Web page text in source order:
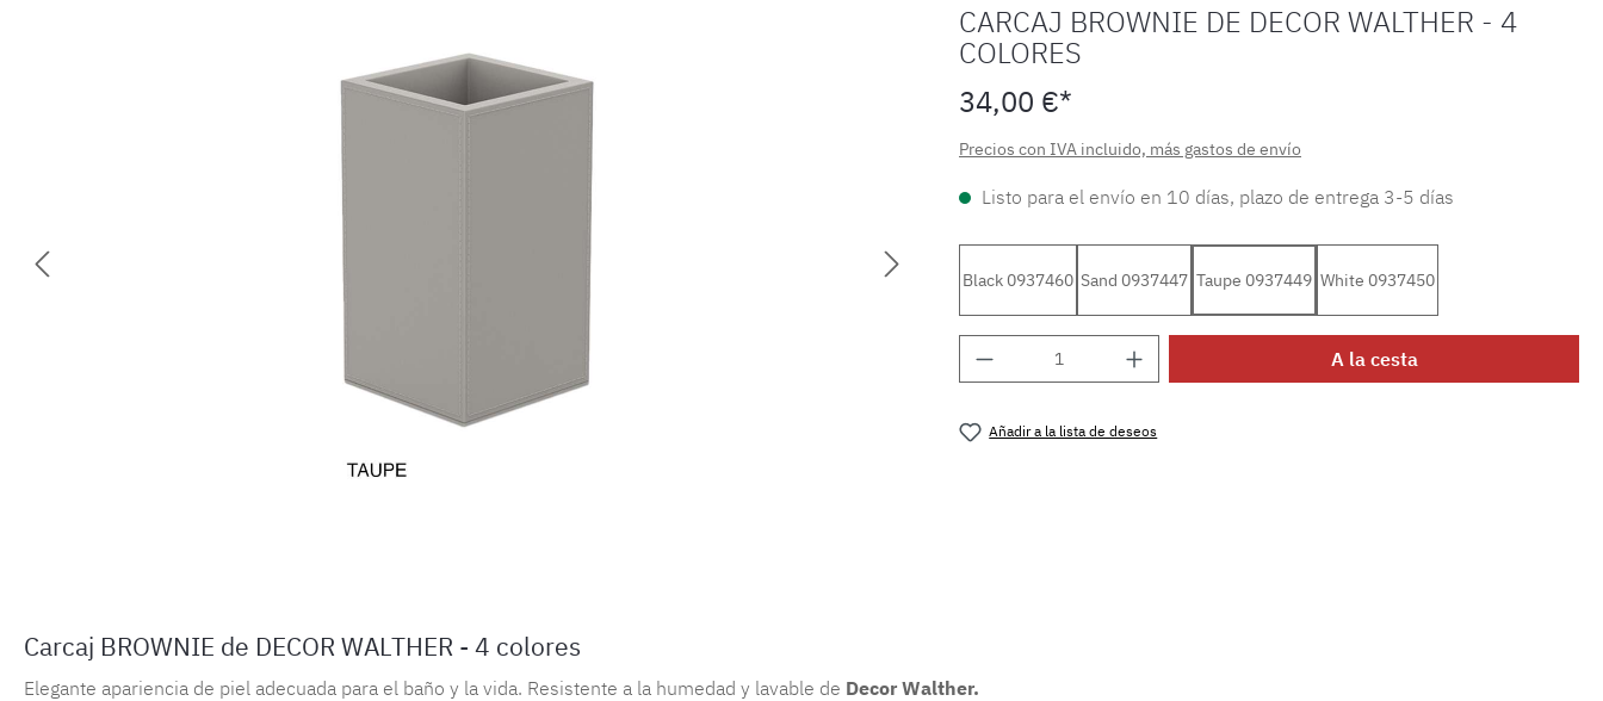
CARCAJ BROWNIE DE DECOR WALTHER - 4
COLORES
34,00 €*
Precios con IVA incluido, más gastos de envío
Listo para el envío en 10 días, plazo de entrega 3-5 días
Black 0937460 Sand 0937447 Taupe 0937449 White 0937450
Cantidad del producto: introduce la cantidad
A la cesta
Añadir a la lista de deseos
Carcaj BROWNIE de DECOR WALTHER - 4 colores
Elegante apariencia de piel adecuada para el baño y la vida. Resistente a la humedad y lavable de Decor Walther.